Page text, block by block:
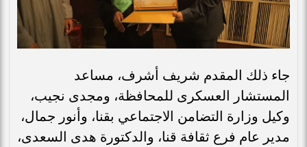
جاء ذلك المقدم شريف أشرف، مساعد
المستشار العسكرى للمحافظة، ومجدى نجيب،
وكيل وزارة التضامن الاجتماعي بقنا، وأنور جمال،
مدير عام فرع ثقافة قنا، والدكتورة هدى السعدى،